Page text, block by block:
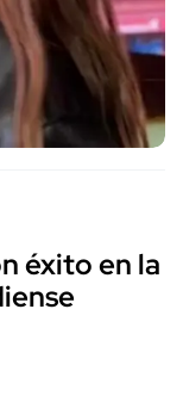
éxito en la